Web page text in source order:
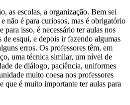
as escolas, a organização. Bem sei
não é para curiosos, mas é obrigatório
para isso, é necessário ter aulas nos
esqui, e depois ir fazendo algumas
erros. Os professores têm, em
uma técnica similar, um nível de
de diálogo, paciência, uniformes
muito coesa nos professores
que é muito importante ter aulas para